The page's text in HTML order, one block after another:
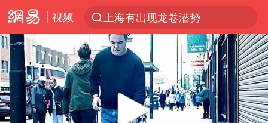
视频
上海有出现龙卷潜势
跨界融合拉长夏日经济消费链条
上海：5号线16号线浦江线全线停运
白海豚逼近浙闽沿海
今日15时起福州地铁高架区段停运